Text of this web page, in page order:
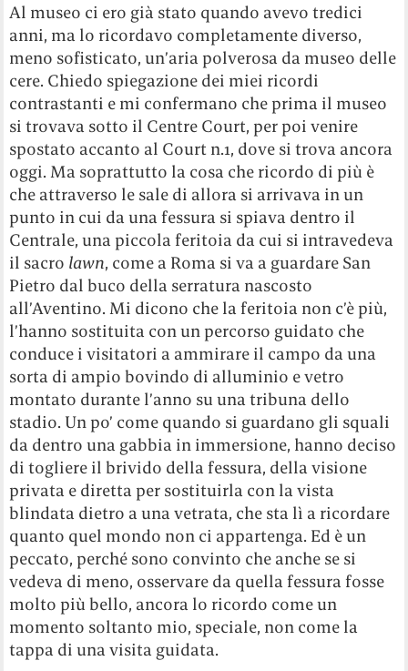
Al museo ci ero già stato quando avevo tredici
anni, ma lo ricordavo completamente diverso,
meno sofisticato, un’aria polverosa da museo delle
cere. Chiedo spiegazione dei miei ricordi
contrastanti e mi confermano che prima il museo
si trovava sotto il Centre Court, per poi venire
spostato accanto al Court n.1, dove si trova ancora
oggi. Ma soprattutto la cosa che ricordo di più è
che attraverso le sale di allora si arrivava in un
punto in cui da una fessura si spiava dentro il
Centrale, una piccola feritoia da cui si intravedeva
il sacro lawn, come a Roma si va a guardare San
Pietro dal buco della serratura nascosto
all’Aventino. Mi dicono che la feritoia non c’è più,
l’hanno sostituita con un percorso guidato che
conduce i visitatori a ammirare il campo da una
sorta di ampio bovindo di alluminio e vetro
montato durante l’anno su una tribuna dello
stadio. Un po’ come quando si guardano gli squali
da dentro una gabbia in immersione, hanno deciso
di togliere il brivido della fessura, della visione
privata e diretta per sostituirla con la vista
blindata dietro a una vetrata, che sta lì a ricordare
quanto quel mondo non ci appartenga. Ed è un
peccato, perché sono convinto che anche se si
vedeva di meno, osservare da quella fessura fosse
molto più bello, ancora lo ricordo come un
momento soltanto mio, speciale, non come la
tappa di una visita guidata.